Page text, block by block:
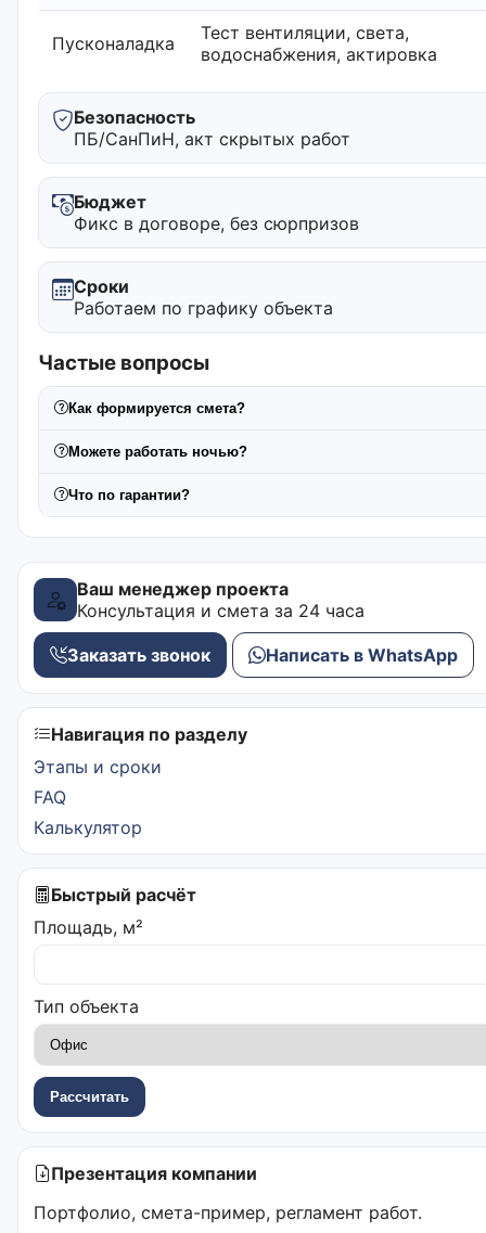
Пусконаладка
Тест вентиляции, света,
водоснабжения, актировка
Безопасность
ПБ/СанПиН, акт скрытых работ
Бюджет
Фикс в договоре, без сюрпризов
Сроки
Работаем по графику объекта
Частые вопросы
Как формируется смета?
Можете работать ночью?
Что по гарантии?
Ваш менеджер проекта
Консультация и смета за 24 часа
Заказать звонок Написать в WhatsApp
Навигация по разделу
Этапы и сроки
FAQ
Калькулятор
Быстрый расчёт
Площадь, м²
Тип объекта
Рассчитать
Презентация компании
Портфолио, смета-пример, регламент работ.